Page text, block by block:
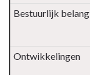
Bestuurlijk belang
Ontwikkelingen